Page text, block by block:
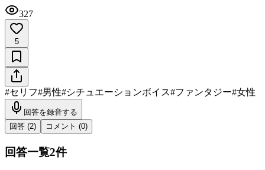
327
5
#セリフ#男性#シチュエーションボイス#ファンタジー#女性
回答を録音する
回答 (2) コメント (0)
回答一覧2件